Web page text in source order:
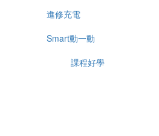
進修充電
Smart動一動
課程好學